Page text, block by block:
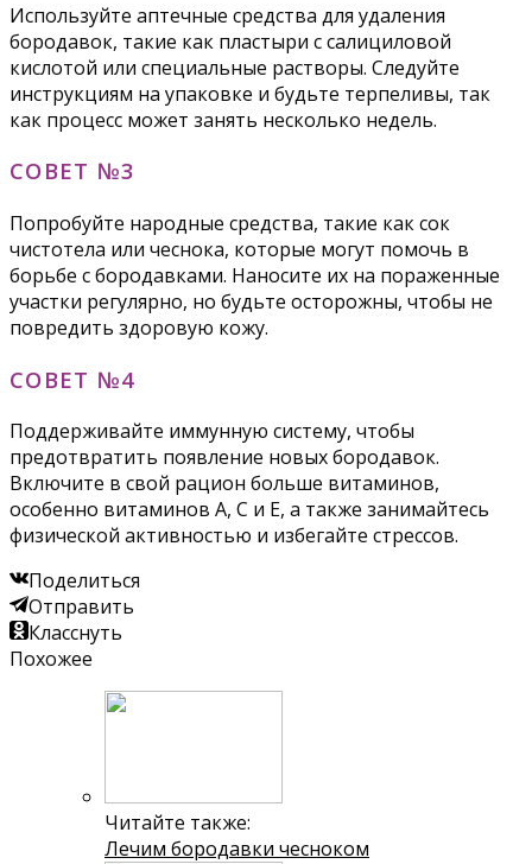
Используйте аптечные средства для удаления
бородавок, такие как пластыри с салициловой
кислотой или специальные растворы. Следуйте
инструкциям на упаковке и будьте терпеливы, так
как процесс может занять несколько недель.
СОВЕТ №3
Попробуйте народные средства, такие как сок
чистотела или чеснока, которые могут помочь в
борьбе с бородавками. Наносите их на пораженные
участки регулярно, но будьте осторожны, чтобы не
повредить здоровую кожу.
СОВЕТ №4
Поддерживайте иммунную систему, чтобы
предотвратить появление новых бородавок.
Включите в свой рацион больше витаминов,
особенно витаминов A, C и E, а также занимайтесь
физической активностью и избегайте стрессов.
Поделиться
Отправить
Класснуть
Похожее
Читайте также:
Лечим бородавки чесноком